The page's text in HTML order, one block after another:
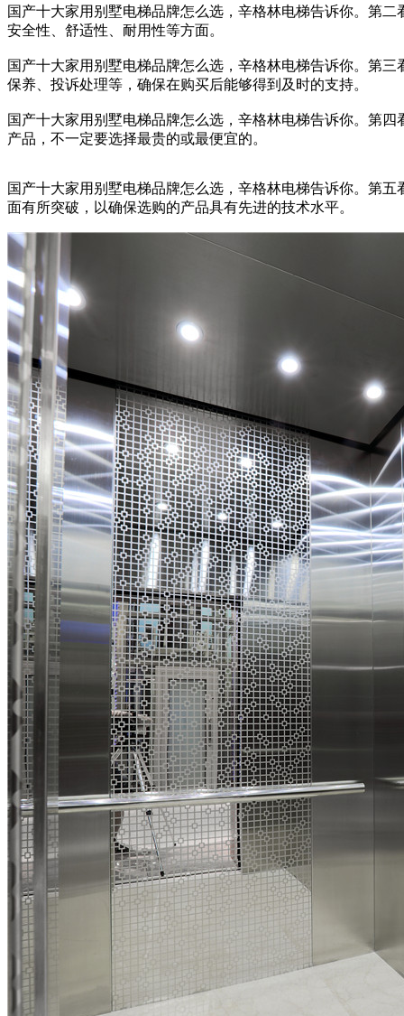
国产十大家用别墅电梯品牌怎么选，辛格林电梯告诉你。第
安全性、舒适性、耐用性等方面。
国产十大家用别墅电梯品牌怎么选，辛格林电梯告诉你。第
保养、投诉处理等，确保在购买后能够得到及时的支持。
国产十大家用别墅电梯品牌怎么选，辛格林电梯告诉你。第
产品，不一定要选择最贵的或最便宜的。
国产十大家用别墅电梯品牌怎么选，辛格林电梯告诉你。第
面有所突破，以确保选购的产品具有先进的技术水平。